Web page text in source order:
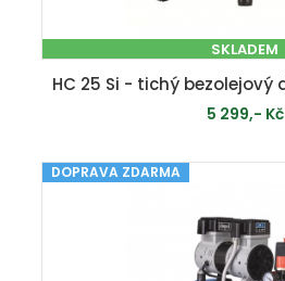
SKLADEM
5 299,- Kč
DOPRAVA ZDARMA